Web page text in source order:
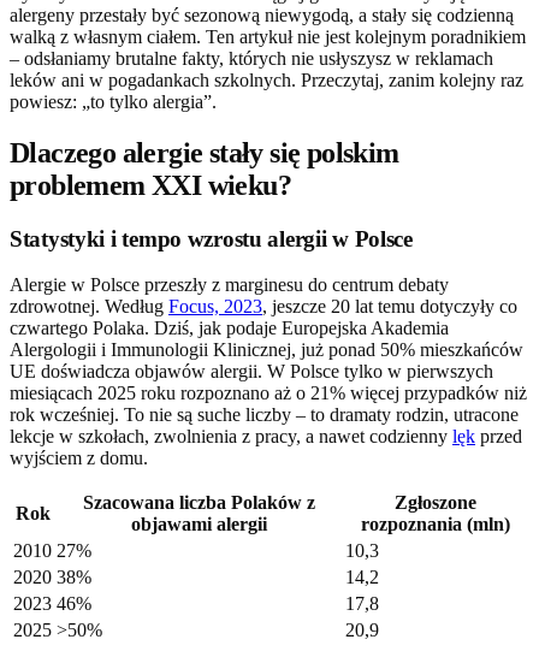
alergeny przestały być sezonową niewygodą, a stały się codzienną
walką z własnym ciałem. Ten artykuł nie jest kolejnym poradnikiem
– odsłaniamy brutalne fakty, których nie usłyszysz w reklamach
leków ani w pogadankach szkolnych. Przeczytaj, zanim kolejny raz
powiesz: „to tylko alergia”.
Dlaczego alergie stały się polskim
problemem XXI wieku?
Statystyki i tempo wzrostu alergii w Polsce
Alergie w Polsce przeszły z marginesu do centrum debaty
zdrowotnej. Według Focus, 2023, jeszcze 20 lat temu dotyczyły co
czwartego Polaka. Dziś, jak podaje Europejska Akademia
Alergologii i Immunologii Klinicznej, już ponad 50% mieszkańców
UE doświadcza objawów alergii. W Polsce tylko w pierwszych
miesiącach 2025 roku rozpoznano aż o 21% więcej przypadków niż
rok wcześniej. To nie są suche liczby – to dramaty rodzin, utracone
lekcje w szkołach, zwolnienia z pracy, a nawet codzienny lęk przed
wyjściem z domu.
Rok
Szacowana liczba Polaków z
objawami alergii
Zgłoszone
rozpoznania (mln)
2010 27%
10,3
2020 38%
14,2
2023 46%
17,8
2025 >50% 20,9